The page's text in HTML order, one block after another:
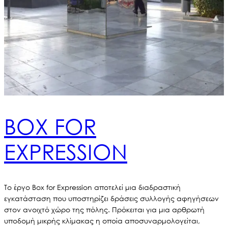
BOX FOR
EXPRESSION
Το έργο Box for Expression αποτελεί μια διαδραστική
εγκατάσταση που υποστηρίζει δράσεις συλλογής αφηγήσεων
στον ανοιχτό χώρο της πόλης. Πρόκειται για μια αρθρωτή
υποδομή μικρής κλίμακας η οποία αποσυναρμολογείται,